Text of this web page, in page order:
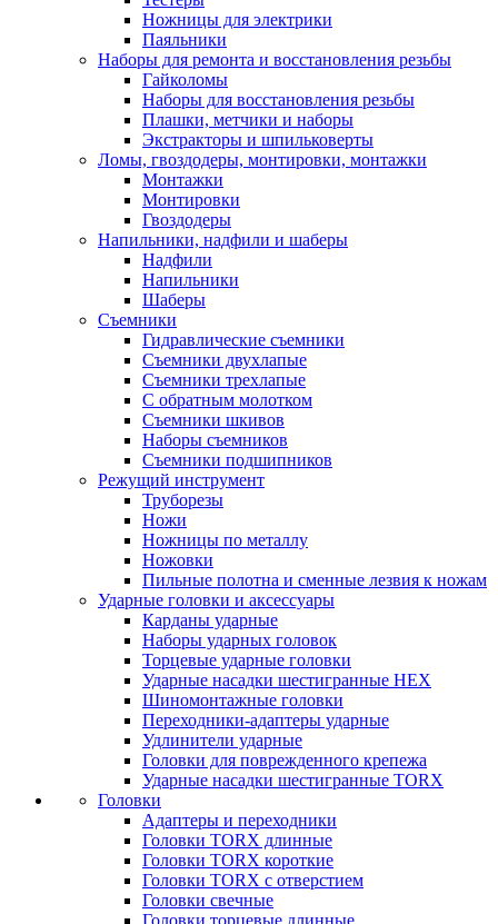
Ножницы для электрики
Паяльники
Наборы для ремонта и восстановления резьбы
Гайколомы
Наборы для восстановления резьбы
Плашки, метчики и наборы
Экстракторы и шпильковерты
Ломы, гвоздодеры, монтировки, монтажки
Монтажки
Монтировки
Гвоздодеры
Напильники, надфили и шаберы
Надфили
Напильники
Шаберы
Съемники
Гидравлические съемники
Съемники двухлапые
Съемники трехлапые
С обратным молотком
Съемники шкивов
Наборы съемников
Съемники подшипников
Режущий инструмент
Труборезы
Ножи
Ножницы по металлу
Ножовки
Пильные полотна и сменные лезвия к ножам
Ударные головки и аксессуары
Карданы ударные
Наборы ударных головок
Торцевые ударные головки
Ударные насадки шестигранные HEX
Шиномонтажные головки
Переходники-адаптеры ударные
Удлинители ударные
Головки для поврежденного крепежа
Ударные насадки шестигранные TORX
Головки
Адаптеры и переходники
Головки TORX длинные
Головки TORX короткие
Головки TORX с отверстием
Головки свечные
Головки торцевые длинные